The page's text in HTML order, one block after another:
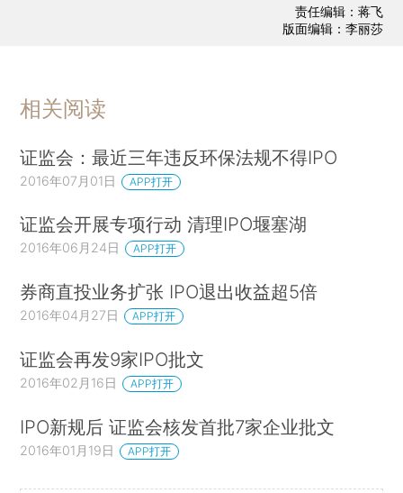
责任编辑：蒋飞
版面编辑：李丽莎
相关阅读
证监会：最近三年违反环保法规不得IPO
2016年07月01日 APP打开
证监会开展专项行动 清理IPO堰塞湖
2016年06月24日 APP打开
券商直投业务扩张 IPO退出收益超5倍
2016年04月27日 APP打开
证监会再发9家IPO批文
2016年02月16日 APP打开
IPO新规后 证监会核发首批7家企业批文
2016年01月19日 APP打开